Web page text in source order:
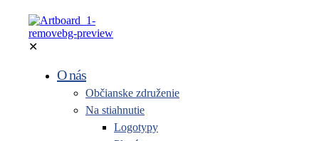
✕
O nás
Občianske združenie
Na stiahnutie
Logotypy